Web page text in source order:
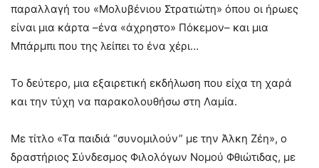
παραλλαγή του «Μολυβένιου Στρατιώτη» όπου οι ήρωες
είναι μια κάρτα –ένα «άχρηστο» Πόκεμον– και μια
Μπάρμπι που της λείπει το ένα χέρι…
Το δεύτερο, μια εξαιρετική εκδήλωση που είχα τη χαρά
και την τύχη να παρακολουθήσω στη Λαμία.
Με τίτλο «Τα παιδιά “συνομιλούν” με την Άλκη Ζέη», ο
δραστήριος Σύνδεσμος Φιλολόγων Νομού Φθιώτιδας, με